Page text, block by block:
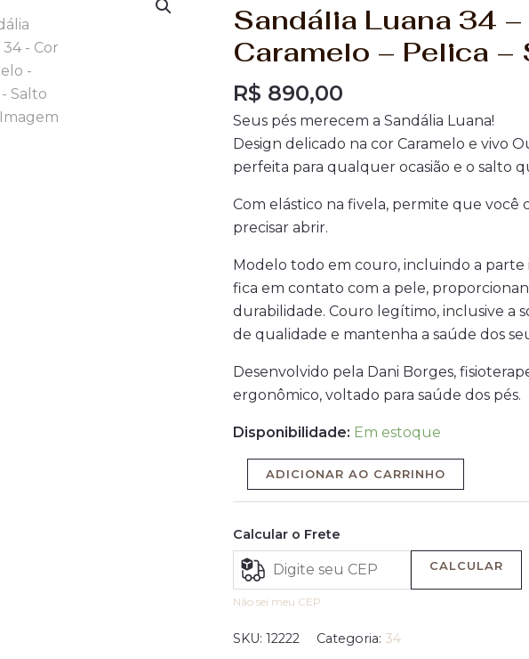
Sandália Luana 34
Caramelo – Pelica –
R$ 890,00
Seus pés merecem a Sandália Luana!
Design delicado na cor Caramelo e vivo
perfeita para qualquer ocasião e o salto
Com elástico na fivela, permite que você
precisar abrir.
Modelo todo em couro, incluindo a
fica em contato com a pele,
durabilidade. Couro legítimo, inclusive a
de qualidade e mantenha a saúde dos
Desenvolvido pela Dani Borges,
ergonômico, voltado para saúde dos pés.
Disponibilidade: Em estoque
Luana
34
-
Cor
Caramelo
-
Pelica
-
Salto
quantidade
ADICIONAR AO CARRINHO
Calcular o Frete
CALCULAR
Não sei meu CEP
SKU:12222 Categoria: 34